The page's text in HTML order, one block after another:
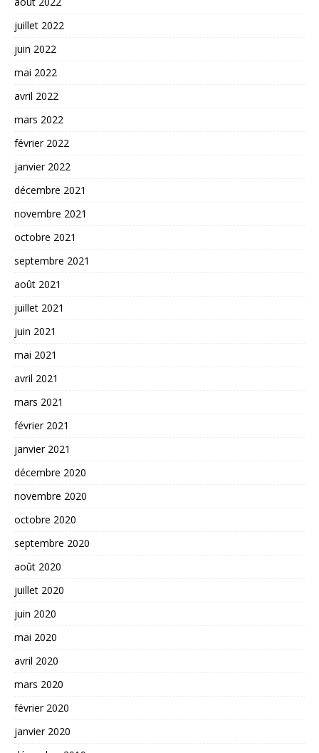
juillet 2022
juin 2022
mai 2022
avril 2022
mars 2022
février 2022
janvier 2022
décembre 2021
novembre 2021
octobre 2021
septembre 2021
août 2021
juillet 2021
juin 2021
mai 2021
avril 2021
mars 2021
février 2021
janvier 2021
décembre 2020
novembre 2020
octobre 2020
septembre 2020
août 2020
juillet 2020
juin 2020
mai 2020
avril 2020
mars 2020
février 2020
janvier 2020